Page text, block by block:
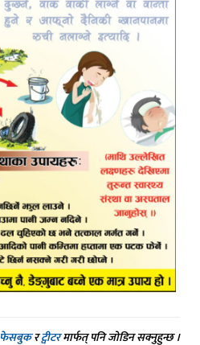
फेसबुकरट्वीटरमार्फत् पनि जोडिन सक्नुहुन्छ ।